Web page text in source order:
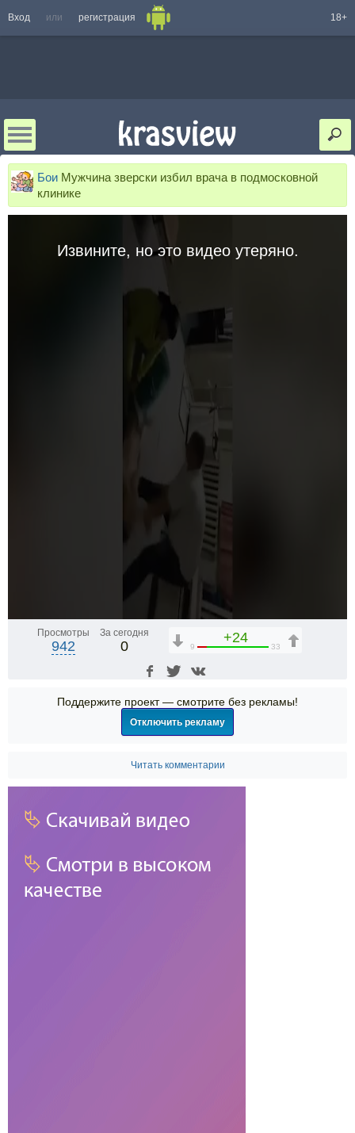
Вход или регистрация 18+
Бои Мужчина зверски избил врача в подмосковной
клинике
Извините, но это видео утеряно.
Просмотры
942
За сегодня
0
+24
9 33
Поддержите проект — смотрите без рекламы!
Отключить рекламу
Читать комментарии